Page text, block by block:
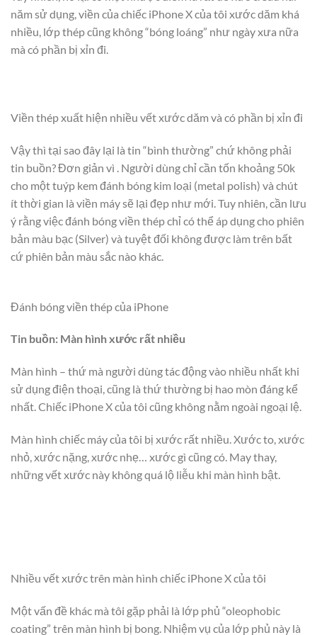
năm sử dụng, viền của chiếc iPhone X của tôi xước dăm khá
nhiều, lớp thép cũng không “bóng loáng” như ngày xưa nữa
mà có phần bị xỉn đi.
Viền thép xuất hiện nhiều vết xước dăm và có phần bị xỉn đi
Vậy thì tại sao đây lại là tin “bình thường” chứ không phải
tin buồn? Đơn giản vì . Người dùng chỉ cần tốn khoảng 50k
cho một tuýp kem đánh bóng kim loại (metal polish) và chút
ít thời gian là viền máy sẽ lại đẹp như mới. Tuy nhiên, cần lưu
ý rằng việc đánh bóng viền thép chỉ có thể áp dụng cho phiên
bản màu bạc (Silver) và tuyệt đối không được làm trên bất
cứ phiên bản màu sắc nào khác.
Đánh bóng viền thép của iPhone
Tin buồn: Màn hình xước rất nhiều
Màn hình – thứ mà người dùng tác động vào nhiều nhất khi
sử dụng điện thoại, cũng là thứ thường bị hao mòn đáng kể
nhất. Chiếc iPhone X của tôi cũng không nằm ngoài ngoại lệ.
Màn hình chiếc máy của tôi bị xước rất nhiều. Xước to, xước
nhỏ, xước nặng, xước nhẹ… xước gì cũng có. May thay,
những vết xước này không quá lộ liễu khi màn hình bật.
Nhiều vết xước trên màn hình chiếc iPhone X của tôi
Một vấn đề khác mà tôi gặp phải là lớp phủ “oleophobic
coating” trên màn hình bị bong. Nhiệm vụ của lớp phủ này là